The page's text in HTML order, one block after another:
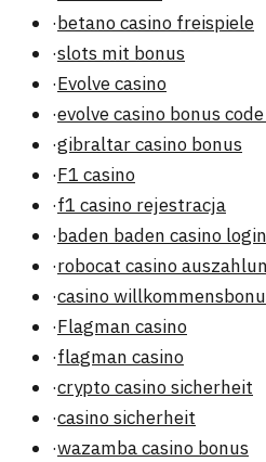
·betano casino freispiele
·slots mit bonus
·Evolve casino
·evolve casino bonus
·gibraltar casino bonus
·F1 casino
·f1 casino rejestracja
·baden baden casino login
·robocat casino
·casino
·Flagman casino
·flagman casino
·crypto casino sicherheit
·casino sicherheit
·wazamba casino bonus